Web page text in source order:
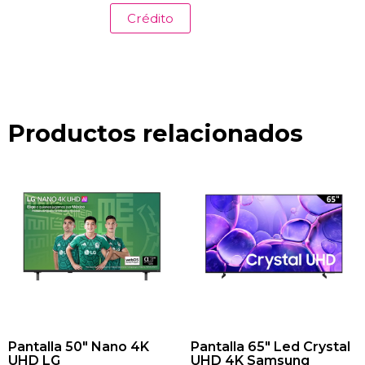
Crédito
Productos relacionados
Pantalla 50″ Nano 4K
UHD LG
Pantalla 65″ Led Crystal
UHD 4K Samsung